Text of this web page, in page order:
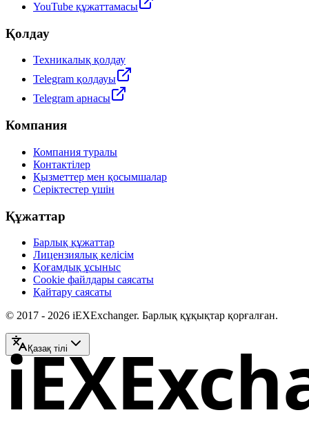
YouTube құжаттамасы
Қолдау
Техникалық қолдау
Telegram қолдауы
Telegram арнасы
Компания
Компания туралы
Контактілер
Қызметтер мен қосымшалар
Серіктестер үшін
Құжаттар
Барлық құжаттар
Лицензиялық келісім
Қоғамдық ұсыныс
Cookie файлдары саясаты
Қайтару саясаты
© 2017 - 2026 iEXExchanger. Барлық құқықтар қорғалған.
Қазақ тілі